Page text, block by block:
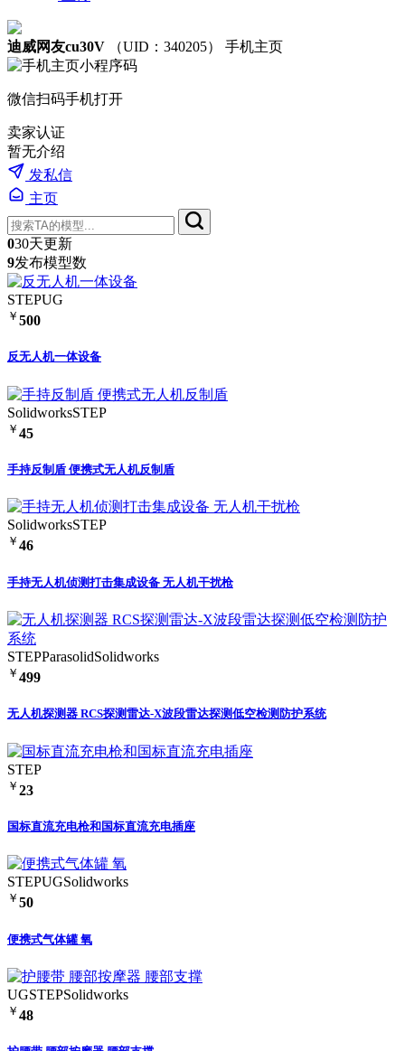
迪威网友cu30V （UID：340205） 手机主页
微信扫码手机打开
卖家认证
暂无介绍
发私信
主页
030天更新
9发布模型数
STEPUG
￥ 500
反无人机一体设备
SolidworksSTEP
￥ 45
手持反制盾 便携式无人机反制盾
SolidworksSTEP
￥ 46
手持无人机侦测打击集成设备 无人机干扰枪
STEPParasolidSolidworks
￥ 499
无人机探测器 RCS探测雷达-X波段雷达探测低空检测防护系统
STEP
￥ 23
国标直流充电枪和国标直流充电插座
STEPUGSolidworks
￥ 50
便携式气体罐 氧
UGSTEPSolidworks
￥ 48